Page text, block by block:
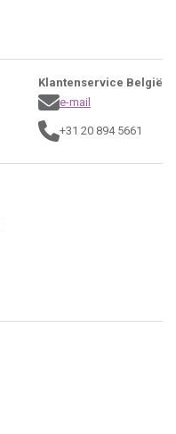
Klantenservice België
e-mail
+31 20 894 5661